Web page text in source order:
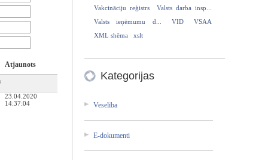
Atjaunots
23.04.2020
14:37:04
Vakcināciju reģistrs
Valsts darba insp...
Valsts ieņēmumu d...
VID
VSAA
XML shēma
xslt
Kategorijas
Vese­lība­
E-do­kume­nti